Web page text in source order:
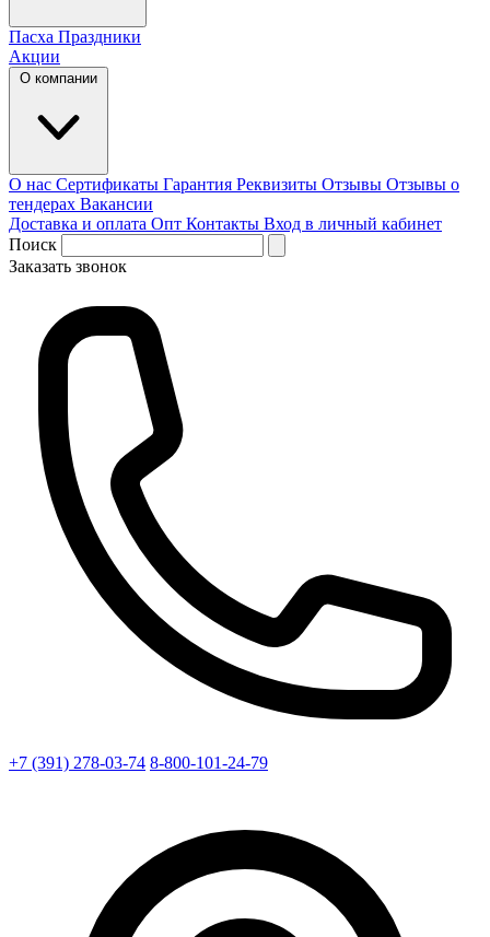
Пасха Праздники
Акции
О компании
О нас Сертификаты Гарантия Реквизиты Отзывы Отзывы о
тендерах Вакансии
Доставка и оплата Опт Контакты Вход в личный кабинет
Поиск
Заказать звонок
+7 (391) 278-03-74 8-800-101-24-79